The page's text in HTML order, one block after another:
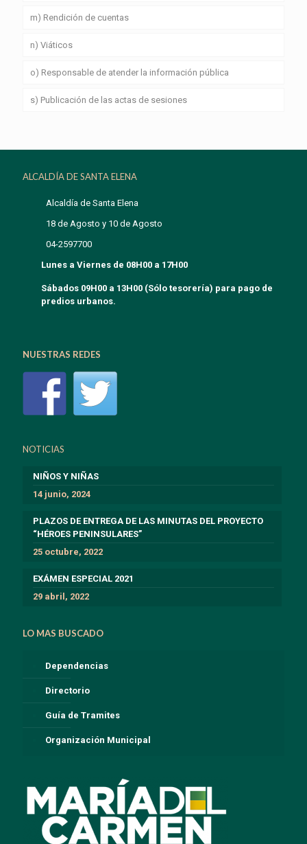
m) Rendición de cuentas
n) Viáticos
o) Responsable de atender la información pública
s) Publicación de las actas de sesiones
ALCALDÍA DE SANTA ELENA
Alcaldía de Santa Elena
18 de Agosto y 10 de Agosto
04-2597700
Lunes a Viernes de 08H00 a 17H00
Sábados 09H00 a 13H00 (Sólo tesorería) para pago de
predios urbanos.
NUESTRAS REDES
NOTICIAS
NIÑOS Y NIÑAS
14 junio, 2024
PLAZOS DE ENTREGA DE LAS MINUTAS DEL PROYECTO
“HÉROES PENINSULARES”
25 octubre, 2022
EXÁMEN ESPECIAL 2021
29 abril, 2022
LO MAS BUSCADO
Dependencias
Directorio
Guía de Tramites
Organización Municipal